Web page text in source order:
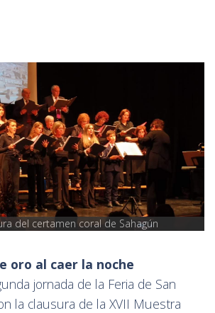
del certamen coral de Sahagún
oro al caer la noche
jornada de la Feria de San
la clausura de la XVII Muestra